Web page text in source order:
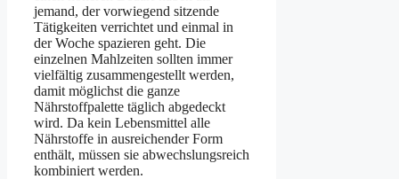
jemand, der vorwiegend sitzende
Tätigkeiten verrichtet und einmal in
der Woche spazieren geht. Die
einzelnen Mahlzeiten sollten immer
vielfältig zusammengestellt werden,
damit möglichst die ganze
Nährstoffpalette täglich abgedeckt
wird. Da kein Lebensmittel alle
Nährstoffe in ausreichender Form
enthält, müssen sie abwechslungsreich
kombiniert werden.